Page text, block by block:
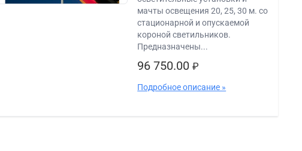
мачты освещения 20, 25, 30 м. со
стационарной и опускаемой
короной светильников.
Предназначены...
96 750.00₽
Подробное описание »